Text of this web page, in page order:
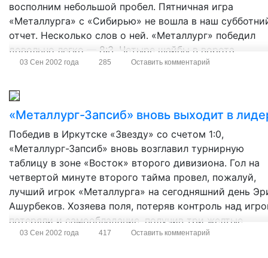
восполним небольшой пробел. Пятничная игра
«Металлурга» с «Сибирью» не вошла в наш
отчет. Несколько слов о ней. «Металлург» победил
довольно легко — 8:3. Четыре шайбы в ворота
соперников провел Евгений Костриков, две на счету
03 Сен 2002 года 285 Оставить комментарий
«Металлург-Запсиб» вновь выходит в
Победив в Иркутске «Звезду» со счетом 1:0,
«Металлург-Запсиб» вновь возглавил турнирную
таблицу в зоне «Восток» второго дивизиона. Гол на
четвертой минуте второго тайма провел, пожалуй,
лучший игрок «Металлурга» на сегодняшний день
Ашурбеков. Хозяева поля, потеряв контроль над
потеряли и самообладание, получив три желтые
карточки и ноль в графу приобретенных очков.
03 Сен 2002 года 417 Оставить комментарий